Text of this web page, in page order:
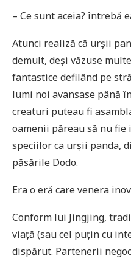
– Ce sunt aceia? întrebă
Atunci realiză că urșii
demult, deși văzuse
fantastice defilând pe
lumi noi avansase până
creaturi puteau fi
oamenii păreau să nu
speciilor ca urșii panda,
păsările Dodo.
Era o eră care venera
Conform lui Jingjing,
viață (sau cel puțin cu
dispărut. Partenerii